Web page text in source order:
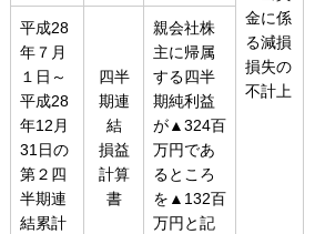
金に係
る減損
損失の
不計上
平成28
年７月
１日～
平成28
年12月
31日の
第２四
半期連
結累計
四半
期連
結
損益
計算
書
親会社株
主に帰属
する四半
期純利益
が▲324百
万円であ
るところ
を▲132百
万円と記